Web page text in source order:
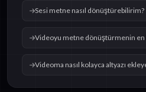
Sesi metne nasıl dönüştürebilirim?
Videoyu metne dönüştürmenin en
Videoma nasıl kolayca altyazı